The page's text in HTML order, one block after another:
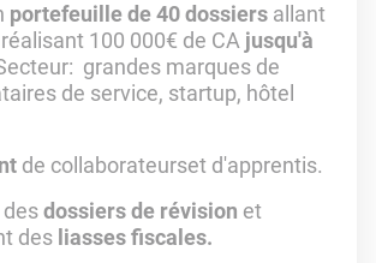
portefeuille de 40 dossiers allant
100 000€ de CA jusqu'à
grandes marques de
de service, startup, hôtel
de collaborateurset d'apprentis.
dossiers de révision et
des liasses fiscales.